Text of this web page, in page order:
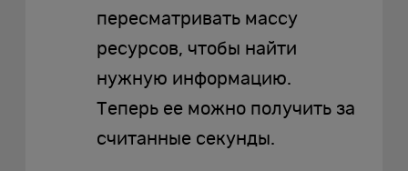
пересматривать массу
ресурсов, чтобы найти
нужную информацию.
Теперь ее можно получить за
считанные секунды.